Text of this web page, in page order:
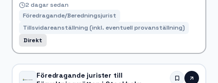
2 dagar sedan
Föredragande/Beredningsjurist
Tillsvidareanställning (inkl. eventuell provanställning)
Direkt
Föredragande jurister till